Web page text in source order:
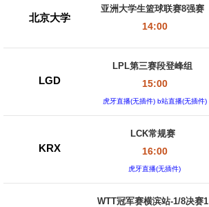
北京大学
亚洲大学生篮球联赛8强赛
14:00
LGD
LPL第三赛段登峰组
15:00
虎牙直播(无插件) b站直播(无插件)
KRX
LCK常规赛
16:00
虎牙直播(无插件)
WTT冠军赛横滨站-1/8决赛1